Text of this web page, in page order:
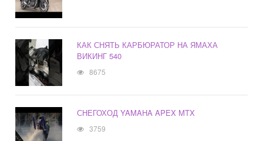
КАК СНЯТЬ КАРБЮРАТОР НА ЯМАХА
ВИКИНГ 540
8675
СНЕГОХОД YAMAHA APEX MTX
3759